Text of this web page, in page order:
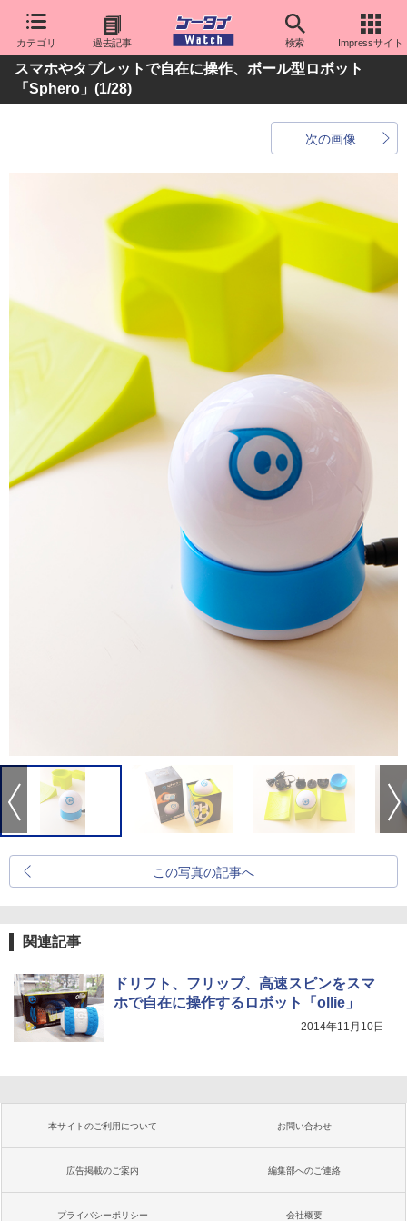
カテゴリ 過去記事 検索 Impressサイト
スマホやタブレットで自在に操作、ボール型ロボット
「Sphero」 (1/28)
次の画像
この写真の記事へ
関連記事
ドリフト、フリップ、高速スピンをスマ
ホで自在に操作するロボット「ollie」
2014年11月10日
本サイトのご利用について お問い合わせ
広告掲載のご案内 編集部へのご連絡
プライバシーポリシー 会社概要